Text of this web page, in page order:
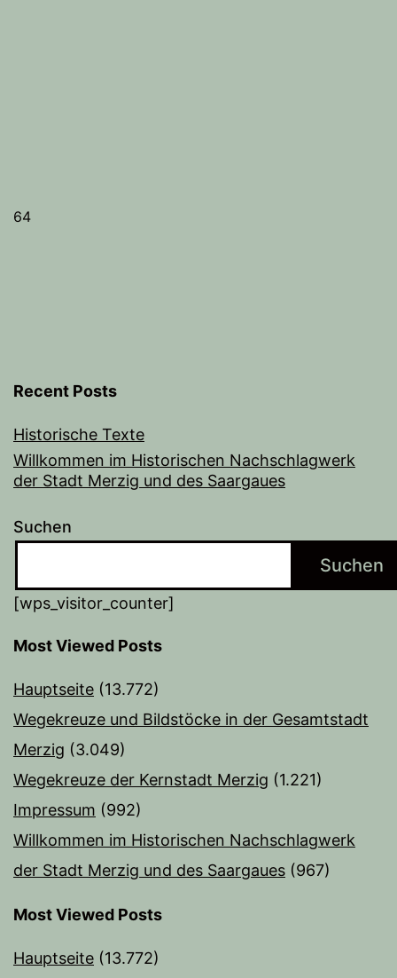
64
Recent Posts
Historische Texte
Willkommen im Historischen Nachschlagwerk
der Stadt Merzig und des Saargaues
Suchen
Suchen
[wps_visitor_counter]
Most Viewed Posts
Hauptseite (13.772)
Wegekreuze und Bildstöcke in der Gesamtstadt
Merzig (3.049)
Wegekreuze der Kernstadt Merzig (1.221)
Impressum (992)
Willkommen im Historischen Nachschlagwerk
der Stadt Merzig und des Saargaues (967)
Most Viewed Posts
Hauptseite (13.772)